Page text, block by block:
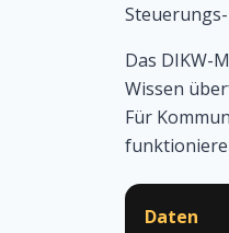
Das DIKW-
Wissen
Für
Daten